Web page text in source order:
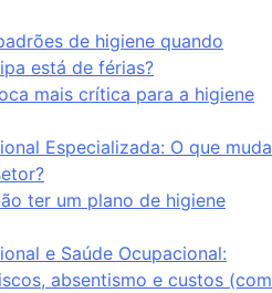
de higiene quando
está de férias?
mais crítica para a higiene
Especializada: O que muda
ter um plano de higiene
e Saúde Ocupacional:
absentismo e custos (com